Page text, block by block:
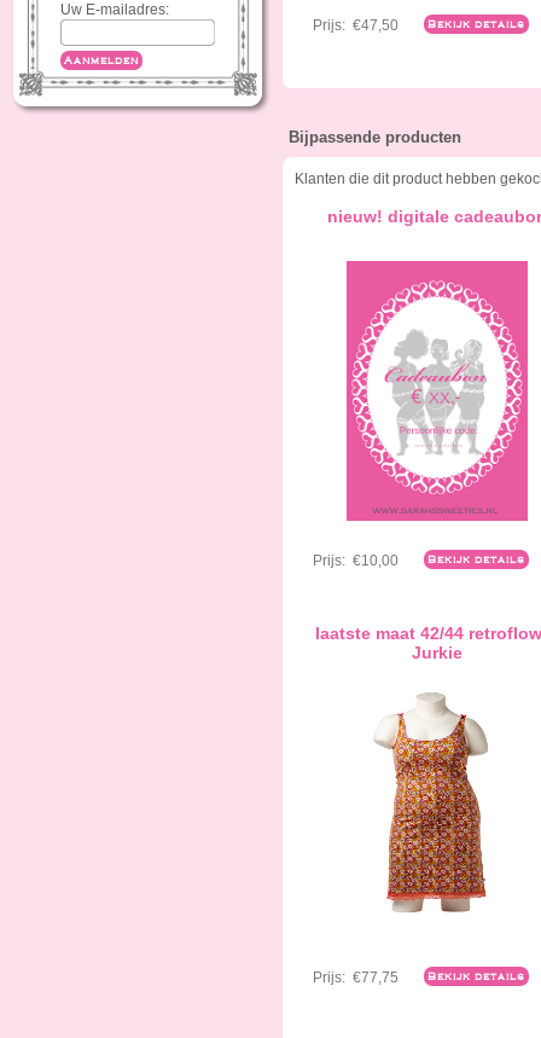
Uw E-mailadres:
Aanmelden
Prijs: €47,50 Bekijk details
Bijpassende producten
Klanten die dit product hebben
nieuw! digitale
Prijs: €10,00 Bekijk details
laatste maat 42/44
Jurkie
Prijs: €77,75 Bekijk details